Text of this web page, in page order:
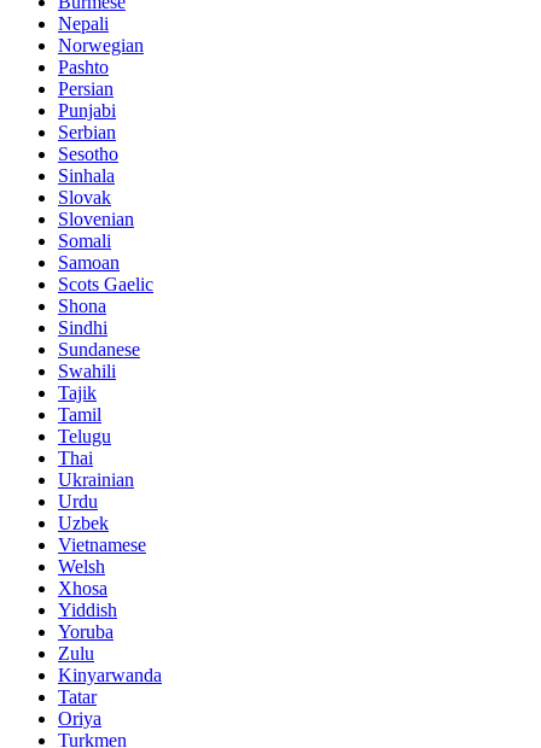
Nepali
Norwegian
Pashto
Persian
Punjabi
Serbian
Sesotho
Sinhala
Slovak
Slovenian
Somali
Samoan
Scots Gaelic
Shona
Sindhi
Sundanese
Swahili
Tajik
Tamil
Telugu
Thai
Ukrainian
Urdu
Uzbek
Vietnamese
Welsh
Xhosa
Yiddish
Yoruba
Zulu
Kinyarwanda
Tatar
Oriya
Turkmen